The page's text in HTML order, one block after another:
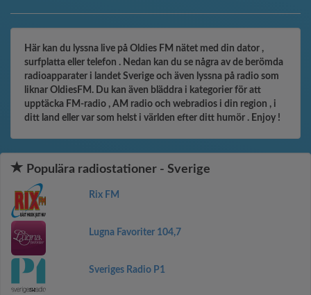
Här kan du lyssna live på Oldies FM nätet med din dator ,
surfplatta eller telefon . Nedan kan du se några av de berömda
radioapparater i landet Sverige och även lyssna på radio som
liknar OldiesFM. Du kan även bläddra i kategorier för att
upptäcka FM-radio , AM radio och webradios i din region , i
ditt land eller var som helst i världen efter ditt humör . Enjoy !
Populära radiostationer - Sverige
Rix FM
Lugna Favoriter 104,7
Sveriges Radio P1